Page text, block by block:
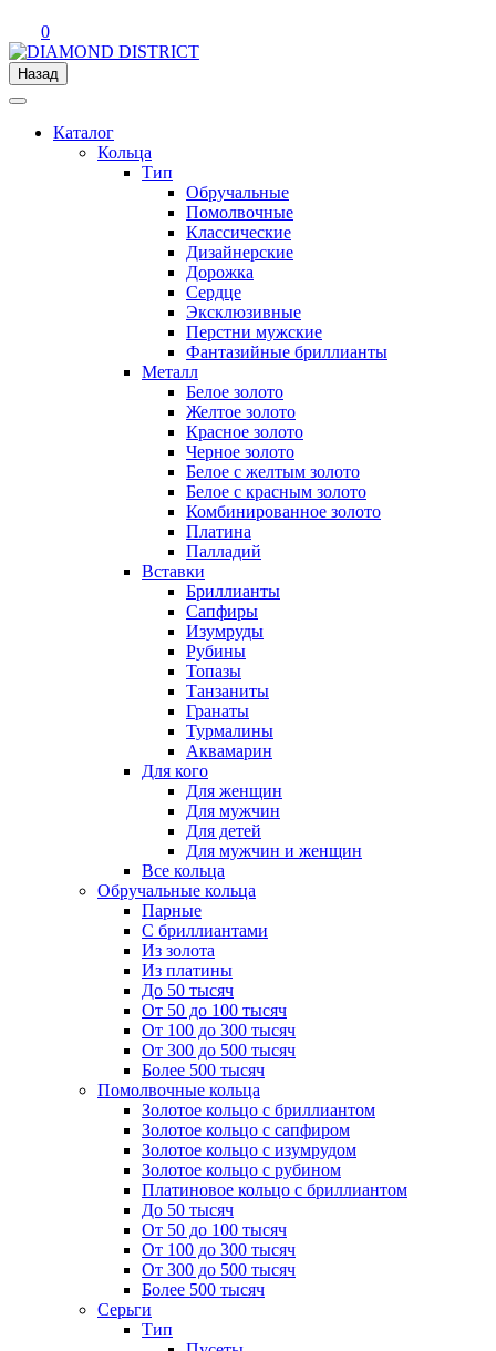
0
Назад
Каталог
Кольца
Тип
Обручальные
Помолвочные
Классические
Дизайнерские
Дорожка
Сердце
Эксклюзивные
Перстни мужские
Фантазийные бриллианты
Металл
Белое золото
Желтое золото
Красное золото
Черное золото
Белое с желтым золото
Белое с красным золото
Комбинированное золото
Платина
Палладий
Вставки
Бриллианты
Сапфиры
Изумруды
Рубины
Топазы
Танзаниты
Гранаты
Турмалины
Аквамарин
Для кого
Для женщин
Для мужчин
Для детей
Для мужчин и женщин
Все кольца
Обручальные кольца
Парные
С бриллиантами
Из золота
Из платины
До 50 тысяч
От 50 до 100 тысяч
От 100 до 300 тысяч
От 300 до 500 тысяч
Более 500 тысяч
Помолвочные кольца
Золотое кольцо с бриллиантом
Золотое кольцо с сапфиром
Золотое кольцо с изумрудом
Золотое кольцо с рубином
Платиновое кольцо с бриллиантом
До 50 тысяч
От 50 до 100 тысяч
От 100 до 300 тысяч
От 300 до 500 тысяч
Более 500 тысяч
Серьги
Тип